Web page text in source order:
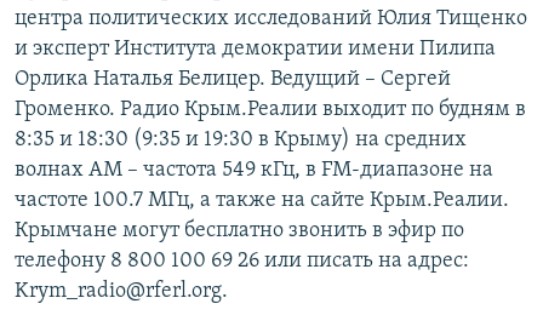
центра политических исследований Юлия Тищенко
и эксперт Института демократии имени Пилипа
Орлика Наталья Белицер. Ведущий – Сергей
Громенко. Радио Крым.Реалии выходит по будням в
8:35 и 18:30 (9:35 и 19:30 в Крыму) на средних
волнах АМ – частота 549 кГц, в FM-диапазоне на
частоте 100.7 МГц, а также на сайте Крым.Реалии.
Крымчане могут бесплатно звонить в эфир по
телефону 8 800 100 69 26 или писать на адрес:
Krym_radio@rferl.org.